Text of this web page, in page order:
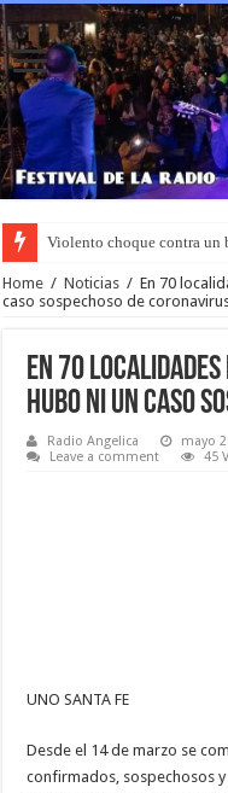
Violento choque contra un
Home / Noticias / En 70
caso sospechoso de
En 70
hubo ni un caso
Radio Angelica mayo
Leave a comment
45
UNO SANTA FE
Desde el 14 de marzo se
confirmados, sospechosos